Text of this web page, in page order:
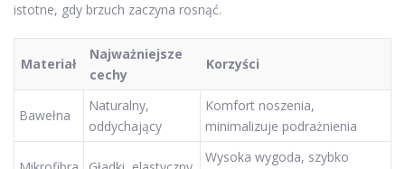
istotne, gdy brzuch zaczyna rosnąć.
Materiał
Najważniejsze
cechy
Korzyści
Bawełna
Naturalny,
oddychający
Komfort noszenia,
minimalizuje podrażnienia
Wysoka wygoda, szybko